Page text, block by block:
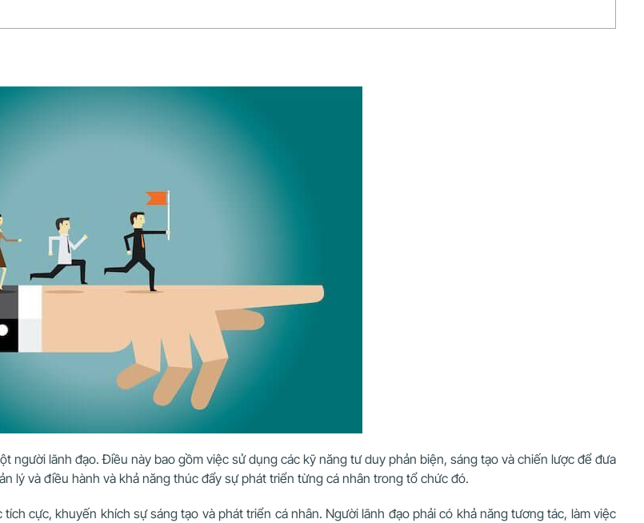
người lãnh đạo. Điều này bao gồm việc sử dụng các kỹ năng tư duy phản biện, sáng tạo và chiến lược để đưa
lý và điều hành và khả năng thúc đẩy sự phát triển từng cá nhân trong tổ chức đó.
cực, khuyến khích sự sáng tạo và phát triển cá nhân. Người lãnh đạo phải có khả năng tương tác, làm việc